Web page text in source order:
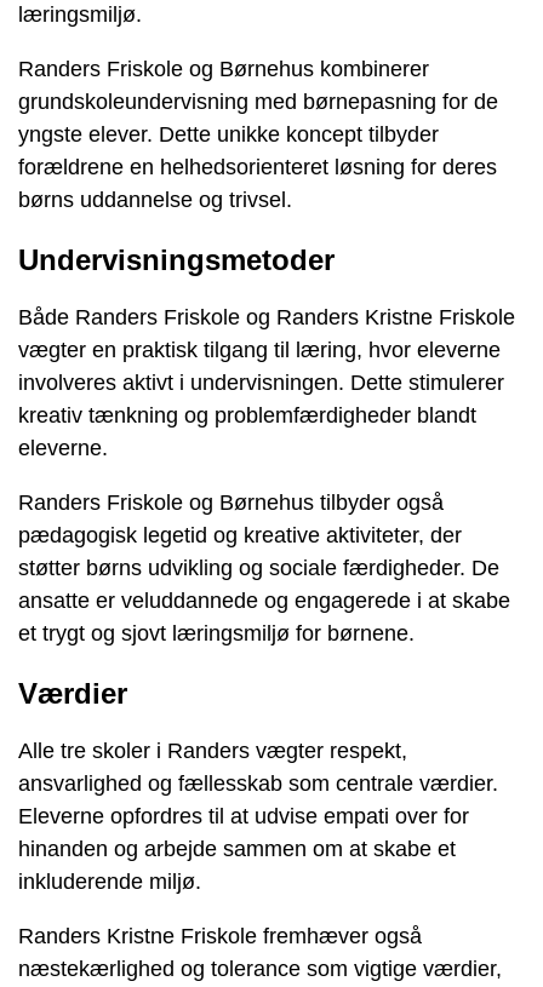
læringsmiljø.
Randers Friskole og Børnehus kombinerer
grundskoleundervisning med børnepasning for de
yngste elever. Dette unikke koncept tilbyder
forældrene en helhedsorienteret løsning for deres
børns uddannelse og trivsel.
Undervisningsmetoder
Både Randers Friskole og Randers Kristne Friskole
vægter en praktisk tilgang til læring, hvor eleverne
involveres aktivt i undervisningen. Dette stimulerer
kreativ tænkning og problemfærdigheder blandt
eleverne.
Randers Friskole og Børnehus tilbyder også
pædagogisk legetid og kreative aktiviteter, der
støtter børns udvikling og sociale færdigheder. De
ansatte er veluddannede og engagerede i at skabe
et trygt og sjovt læringsmiljø for børnene.
Værdier
Alle tre skoler i Randers vægter respekt,
ansvarlighed og fællesskab som centrale værdier.
Eleverne opfordres til at udvise empati over for
hinanden og arbejde sammen om at skabe et
inkluderende miljø.
Randers Kristne Friskole fremhæver også
næstekærlighed og tolerance som vigtige værdier,